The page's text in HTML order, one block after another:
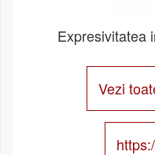
Expresivitatea
Vezi